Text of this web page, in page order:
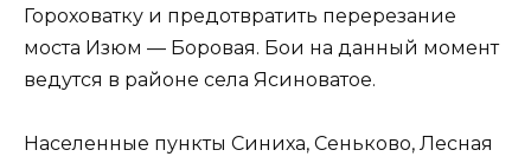
Гороховатку и предотвратить перерезание
моста Изюм — Боровая. Бои на данный момент
ведутся в районе села Ясиноватое.
Населенные пункты Синиха, Сеньково, Лесная